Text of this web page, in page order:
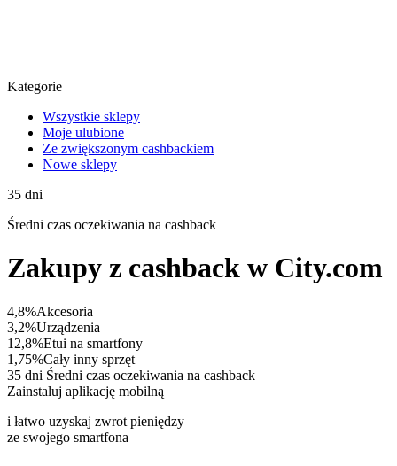
Kategorie
Wszystkie sklepy
Moje ulubione
Ze zwiększonym cashbackiem
Nowe sklepy
35 dni
Średni czas oczekiwania na cashback
Zakupy z cashback w City.com
4,8%Akcesoria
3,2%Urządzenia
12,8%Etui na smartfony
1,75%Cały inny sprzęt
35 dni Średni czas oczekiwania na cashback
Zainstaluj aplikację mobilną
i łatwo uzyskaj zwrot pieniędzy
ze swojego smartfona